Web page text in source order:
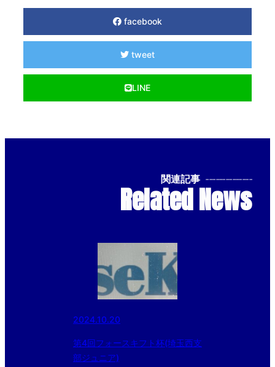
facebook
tweet
LINE
関連記事 --------------
Related News
2024.10.20
第4回フォースキフト杯(埼玉西支
部ジュニア)